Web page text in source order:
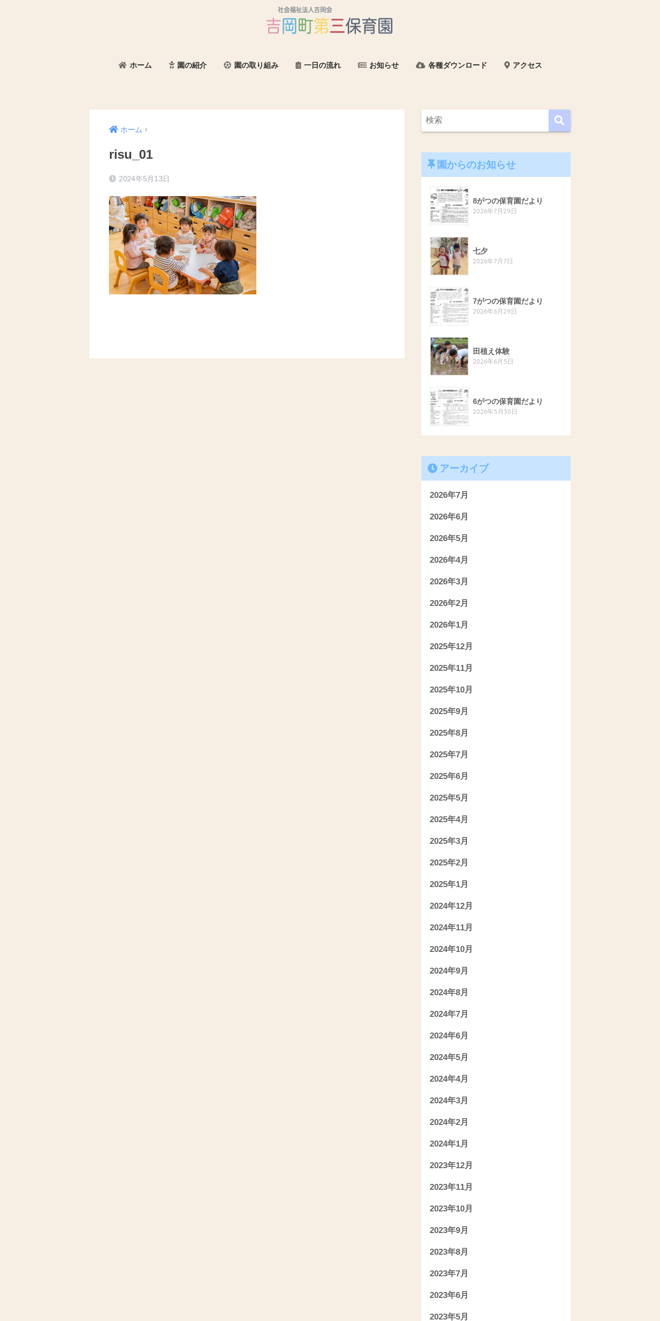
ホーム 園の紹介 園の取り組み 一日の流れ お知らせ 各種ダウンロード アクセス
ホーム
risu_01
2024年5月13日
園からのお知らせ
8がつの保育園だより
2026年7月29日
七夕
2026年7月7日
7がつの保育園だより
2026年6月29日
田植え体験
2026年6月5日
6がつの保育園だより
2026年5月30日
アーカイブ
2026年7月
2026年6月
2026年5月
2026年4月
2026年3月
2026年2月
2026年1月
2025年12月
2025年11月
2025年10月
2025年9月
2025年8月
2025年7月
2025年6月
2025年5月
2025年4月
2025年3月
2025年2月
2025年1月
2024年12月
2024年11月
2024年10月
2024年9月
2024年8月
2024年7月
2024年6月
2024年5月
2024年4月
2024年3月
2024年2月
2024年1月
2023年12月
2023年11月
2023年10月
2023年9月
2023年8月
2023年7月
2023年6月
2023年5月